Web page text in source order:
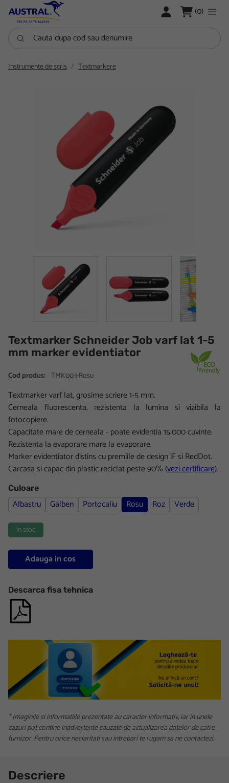
LOGARE (0)
Cauta dupa cod sau denumire
Instrumente de scris Textmarkere
Textmarker Schneider Job varf lat 1-5
mm marker evidentiator
Cod produs: TMK003-Rosu
Textmarker varf lat, grosime scriere 1-5 mm.
Cerneala fluorescenta, rezistenta la lumina si vizibila la
fotocopiere.
Capacitate mare de cerneala - poate evidentia 15.000 cuvinte.
Rezistenta la evaporare mare la evaporare.
Marker evidentiator distins cu premiile de design iF si RedDot.
Carcasa si capac din plastic reciclat peste 90% (vezi certificare).
Culoare
Albastru Galben Portocaliu Rosu Roz Verde
in stoc
Adauga in cos
Descarca fisa tehnica
* Imaginile si informatiile prezentate au caracter informativ, iar in unele
cazuri pot contine inadvertente cauzate de actualizarea datelor de catre
furnizor. Pentru orice neclaritati sau intrebari te rugam sa ne contactezi.
Descriere